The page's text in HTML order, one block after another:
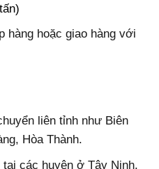
hàng hoặc giao hàng với
liên tỉnh như Biên
Hòa Thành.
các huyện ở Tây Ninh.